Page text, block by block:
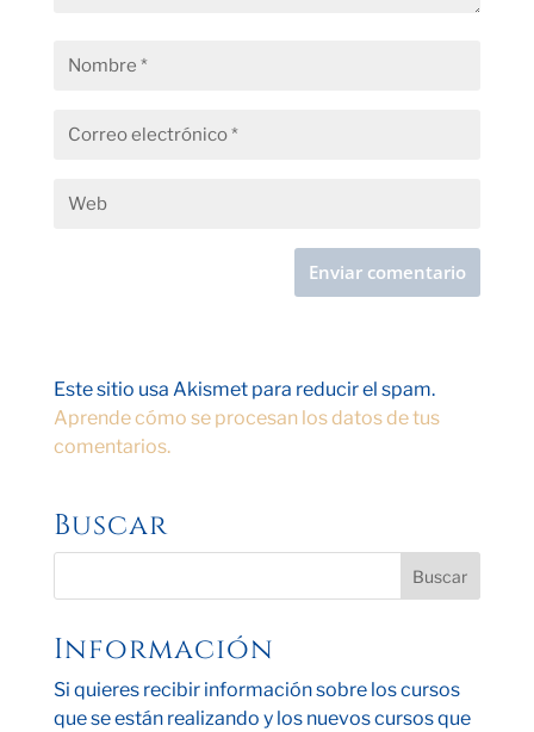
Este sitio usa Akismet para reducir el spam.
Aprende cómo se procesan los datos de tus
comentarios.
Buscar
Información
Si quieres recibir información sobre los cursos
que se están realizando y los nuevos cursos que